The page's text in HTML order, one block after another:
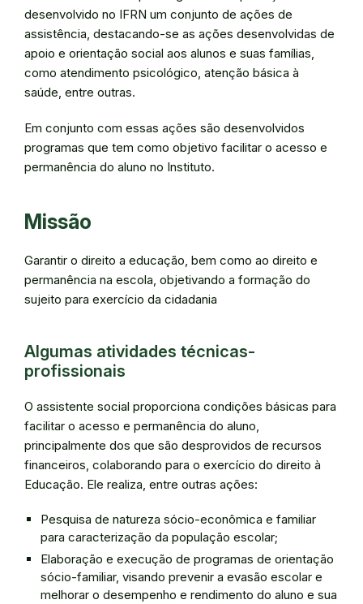
desenvolvido no IFRN um conjunto de ações de
assistência, destacando-se as ações desenvolvidas de
apoio e orientação social aos alunos e suas famílias,
como atendimento psicológico, atenção básica à
saúde, entre outras.
Em conjunto com essas ações são desenvolvidos
programas que tem como objetivo facilitar o acesso e
permanência do aluno no Instituto.
Missão
Garantir o direito a educação, bem como ao direito e
permanência na escola, objetivando a formação do
sujeito para exercício da cidadania
Algumas atividades técnicas-
profissionais
O assistente social proporciona condições básicas para
facilitar o acesso e permanência do aluno,
principalmente dos que são desprovidos de recursos
financeiros, colaborando para o exercício do direito à
Educação. Ele realiza, entre outras ações:
Pesquisa de natureza sócio-econômica e familiar
para caracterização da população escolar;
Elaboração e execução de programas de orientação
sócio-familiar, visando prevenir a evasão escolar e
melhorar o desempenho e rendimento do aluno e sua